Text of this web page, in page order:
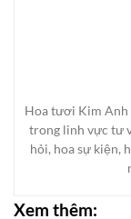
Hoa tươi Kim Anh
trong linh vực tư
hỏi, hoa sự kiện,
Xem thêm: